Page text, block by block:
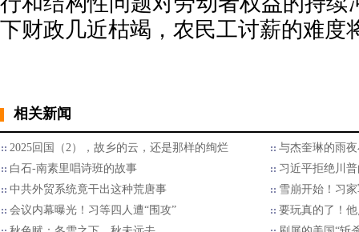
下财政几近枯竭，农民工讨薪的难度
相关新闻
2025回国（2），故乡的云，还是那样的绚烂
与杰奎琳的雨
白石-南素里唱诗班的故事
习近平拒绝川普
中共外贸系统竟干出这种荒唐事
雪崩开始！习
会议内幕曝光！习等四人遭“围攻”
要玩真的了！